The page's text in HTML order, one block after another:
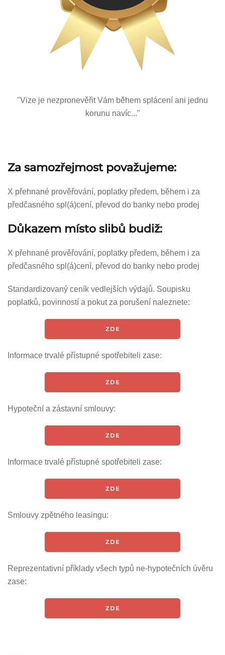
"Vize je nezpronevěřit Vám během splácení ani jednu
korunu navíc..."
Za samozřejmost považujeme:
X přehnané prověřování, poplatky předem, během i za
předčasného spl(á)cení, převod do banky nebo prodej
Důkazem místo slibů budiž:
X přehnané prověřování, poplatky předem, během i za
předčasného spl(á)cení, převod do banky nebo prodej
Standardizovaný ceník vedlejších výdajů. Soupisku
poplatků, povinností a pokut za porušení naleznete:
ZDE
Informace trvalé přístupné spotřebiteli zase:
ZDE
Hypoteční a zástavní smlouvy:
ZDE
Informace trvalé přístupné spotřebiteli zase:
ZDE
Smlouvy zpětného leasingu:
ZDE
Reprezentativní příklady všech typů ne-hypotečních úvěru
zase:
ZDE